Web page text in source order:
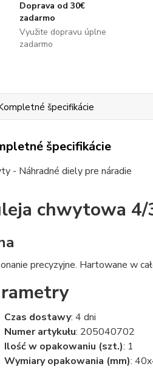
Doprava od 30€
zadarmo
Využite dopravu úplne
zadarmo
špecifikácie
špecifikácie
- Náhradné diely pre náradie
chwytowa 4/
precyzyjne. Hartowane w
Czas dostawy: 4 dni
Numer artykułu: 205040702
Ilość w opakowaniu (szt.): 1
Wymiary opakowania (mm):